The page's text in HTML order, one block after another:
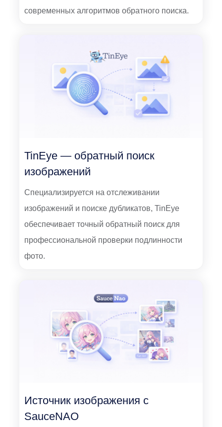
современных алгоритмов обратного поиска.
TinEye — обратный поиск
изображений
Специализируется на отслеживании
изображений и поиске дубликатов, TinEye
обеспечивает точный обратный поиск для
профессиональной проверки подлинности
фото.
Источник изображения с
SauceNAO